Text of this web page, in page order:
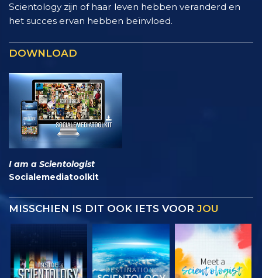
Scientology zijn of haar leven hebben veranderd en
het succes ervan hebben beïnvloed.
DOWNLOAD
I am a Scientologist
Socialemediatoolkit
MISSCHIEN IS DIT OOK IETS VOOR JOU